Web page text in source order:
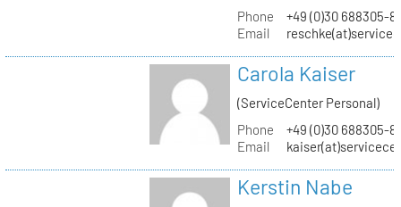
Phone
+49 (0)30 688305-
Email
Carola Kaiser
(ServiceCenter Personal)
Phone
+49 (0)30 688305-
Email
Kerstin Nabe